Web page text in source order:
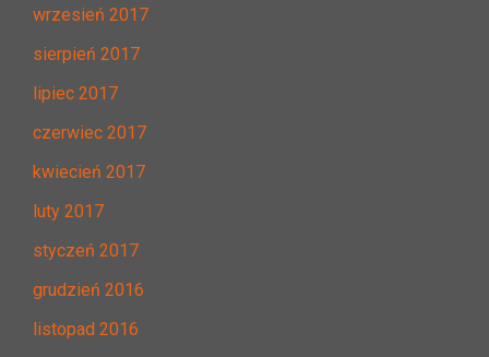
wrzesień 2017
sierpień 2017
lipiec 2017
czerwiec 2017
kwiecień 2017
luty 2017
styczeń 2017
grudzień 2016
listopad 2016